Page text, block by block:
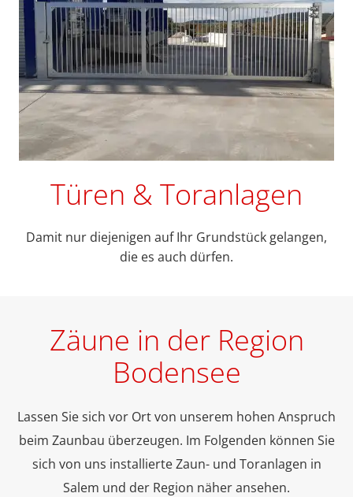
Türen & Toranlagen
Damit nur diejenigen auf Ihr Grundstück gelangen,
die es auch dürfen.
Zäune in der Region
Bodensee
Lassen Sie sich vor Ort von unserem hohen Anspruch
beim Zaunbau überzeugen. Im Folgenden können Sie
sich von uns installierte Zaun- und Toranlagen in
Salem und der Region näher ansehen.